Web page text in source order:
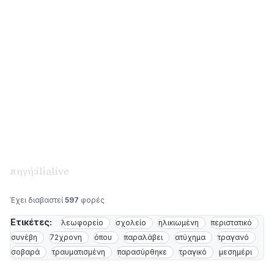
πηγή:ilialive
Έχει διαβαστεί 597 φορές
Ετικέτες: λεωφορείο σχολείο ηλικιωμένη
περιστατικό
συνέβη
72χρονη όπου παραλάβει ατύχημα
τραγανό
σοβαρά
τραυματισμένη παρασύρθηκε τραγικό μεσημέρι